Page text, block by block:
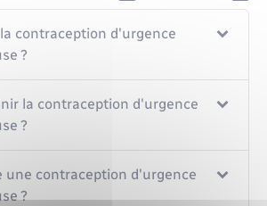
contraception d'urgence
?
la contraception d'urgence
?
une contraception d'urgence
?